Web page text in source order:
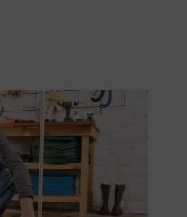
140,5 centimetara. One
istovremeno omogućavaju